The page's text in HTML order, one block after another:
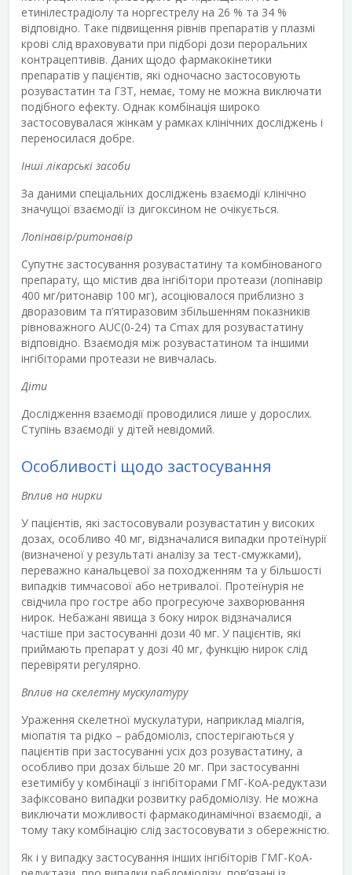
етинілестрадіолу та норгестрелу на 26 % та 34 %
відповідно. Таке підвищення рівнів препаратів у плазмі
крові слід враховувати при підборі дози пероральних
контрацептивів. Даних щодо фармакокінетики
препаратів у пацієнтів, які одночасно застосовують
розувастатин та ГЗТ, немає, тому не можна виключати
подібного ефекту. Однак комбінація широко
застосовувалася жінкам у рамках клінічних досліджень і
переносилася добре.
Інші лікарські засоби
За даними спеціальних досліджень взаємодії клінічно
значущої взаємодії із дигоксином не очікується.
Лопінавір/ритонавір
Супутнє застосування розувастатину та комбінованого
препарату, що містив два інгібітори протеази (лопінавір
400 мг/ритонавір 100 мг), асоціювалося приблизно з
дворазовим та п’ятиразовим збільшенням показників
рівноважного AUC(0-24) та Сmах для розувастатину
відповідно. Взаємодія між розувастатином та іншими
інгібіторами протеази не вивчалась.
Діти
Дослідження взаємодії проводилися лише у дорослих.
Ступінь взаємодії у дітей невідомий.
Особливості щодо застосування
Вплив на нирки
У пацієнтів, які застосовували розувастатин у високих
дозах, особливо 40 мг, відзначалися випадки протеїнурії
(визначеної у результаті аналізу за тест-смужками),
переважно канальцевої за походженням та у більшості
випадків тимчасової або нетривалої. Протеїнурія не
свідчила про гостре або прогресуюче захворювання
нирок. Небажані явища з боку нирок відзначалися
частіше при застосуванні дози 40 мг. У пацієнтів, які
приймають препарат у дозі 40 мг, функцію нирок слід
перевіряти регулярно.
Вплив на скелетну мускулатуру
Ураження скелетної мускулатури, наприклад міалгія,
міопатія та рідко – рабдоміоліз, спостерігаються у
пацієнтів при застосуванні усіх доз розувастатину, а
особливо при дозах більше 20 мг. При застосуванні
езетимібу у комбінації з інгібіторами ГМГ-КоА-редуктази
зафіксовано випадки розвитку рабдоміолізу. Не можна
виключати можливості фармакодинамічної взаємодії, а
тому таку комбінацію слід застосовувати з обережністю.
Як і у випадку застосування інших інгібіторів ГМГ-КоА-